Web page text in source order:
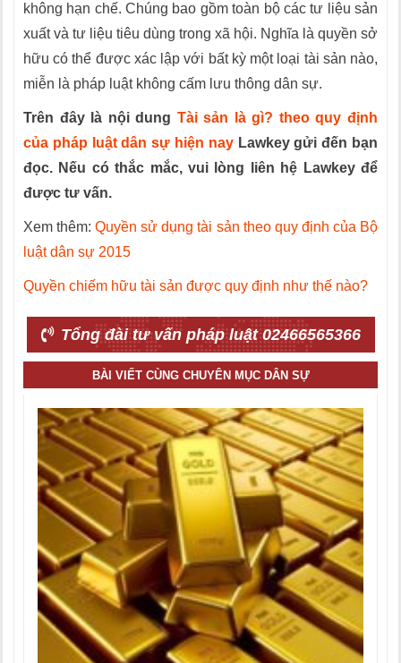
không hạn chế. Chúng bao gồm toàn bộ các tư liệu sản
xuất và tư liệu tiêu dùng trong xã hội. Nghĩa là quyền sở
hữu có thể được xác lập với bất kỳ một loại tài sản nào,
miễn là pháp luật không cấm lưu thông dân sự.
Trên đây là nội dung Tài sản là gì? theo quy định
của pháp luật dân sự hiện nayLawkey gửi đến bạn
đọc. Nếu có thắc mắc, vui lòng liên hệ Lawkey để
được tư vấn.
Xem thêm:Quyền sử dụng tài sản theo quy định của Bộ
luật dân sự 2015
Quyền chiếm hữu tài sản được quy định như thế nào?
Tổng đài tư vấn pháp luật 02466565366
BÀI VIẾT CÙNG CHUYÊN MỤC DÂN SỰ